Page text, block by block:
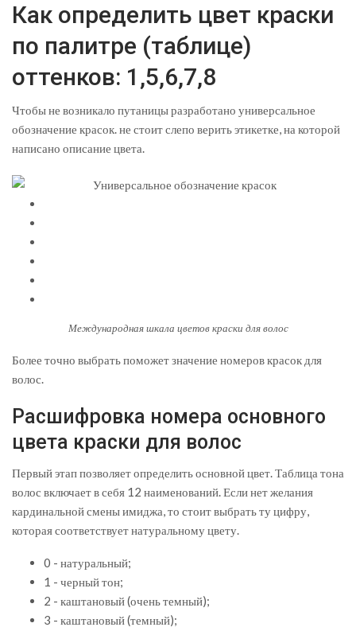
Как определить цвет краски
по палитре (таблице)
оттенков: 1,5,6,7,8
Чтобы не возникало путаницы разработано универсальное
обозначение красок. не стоит слепо верить этикетке, на которой
написано описание цвета.
Международная шкала цветов краски для волос
Более точно выбрать поможет значение номеров красок для
волос.
Расшифровка номера основного
цвета краски для волос
Первый этап позволяет определить основной цвет. Таблица тона
волос включает в себя 12 наименований. Если нет желания
кардинальной смены имиджа, то стоит выбрать ту цифру,
которая соответствует натуральному цвету.
0 - натуральный;
1 - черный тон;
2 - каштановый (очень темный);
3 - каштановый (темный);